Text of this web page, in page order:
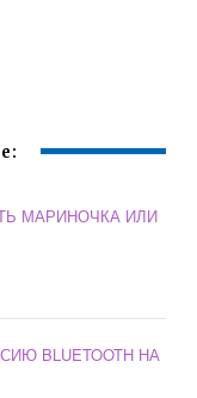
МАРИНОЧКА ИЛИ
BLUETOOTH НА